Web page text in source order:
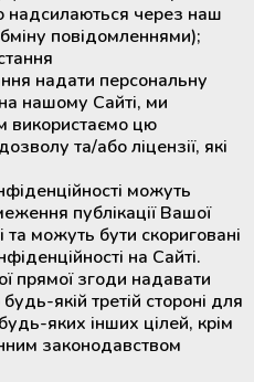
надсилаються через наш
повідомленнями);
надати персональну
нашому Сайті, ми
використаємо цю
та/або ліцензії, які
можуть
публікації Вашої
можуть бути скориговані
на Сайті.
прямої згоди надавати
якій третій стороні для
яких інших цілей, крім
законодавством